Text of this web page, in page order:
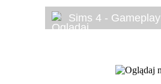
Sims 4 - Gameplay